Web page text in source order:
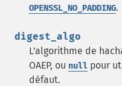
OPENSSL_NO_PADDING.
digest_algo
L'algorithme de
OAEP, ou null pour
défaut.